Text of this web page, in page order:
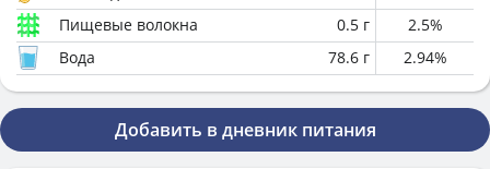
Пищевые волокна
0.5 г 2.5%
Вода
78.6 г 2.94%
Добавить в дневник питания